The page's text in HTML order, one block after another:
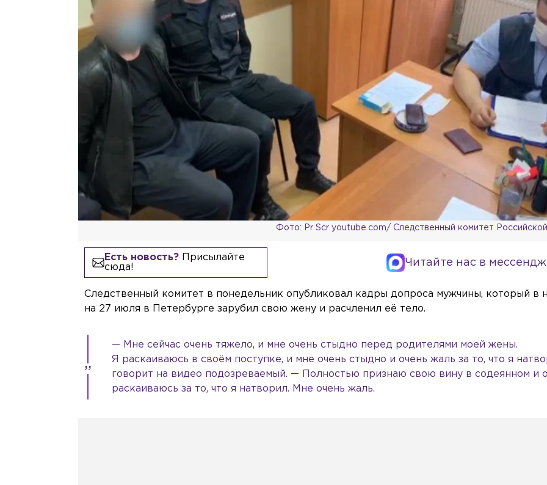
Фото: Pr Scr youtube.com/ Следственный комитет
Есть новость?Присылайте
сюда!
Читайте нас в
Следственный комитет в понедельник опубликовал кадры допроса мужчины, который в
на 27 июля в Петербурге зарубил свою жену и расчленил её тело.
— Мне сейчас очень тяжело, и мне очень стыдно перед родителями моей жены.
Я раскаиваюсь в своём поступке, и мне очень стыдно и очень жаль за то, что я
говорит на видео подозреваемый. — Полностью признаю свою вину в содеянном и
раскаиваюсь за то, что я натворил. Мне очень жаль.